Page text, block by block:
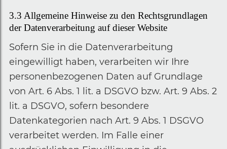
3.3 Allgemeine Hinweise zu den Rechtsgrundlagen
der Datenverarbeitung auf dieser Website
Sofern Sie in die Datenverarbeitung
eingewilligt haben, verarbeiten wir Ihre
personenbezogenen Daten auf Grundlage
von Art. 6 Abs. 1 lit. a DSGVO bzw. Art. 9 Abs. 2
lit. a DSGVO, sofern besondere
Datenkategorien nach Art. 9 Abs. 1 DSGVO
verarbeitet werden. Im Falle einer